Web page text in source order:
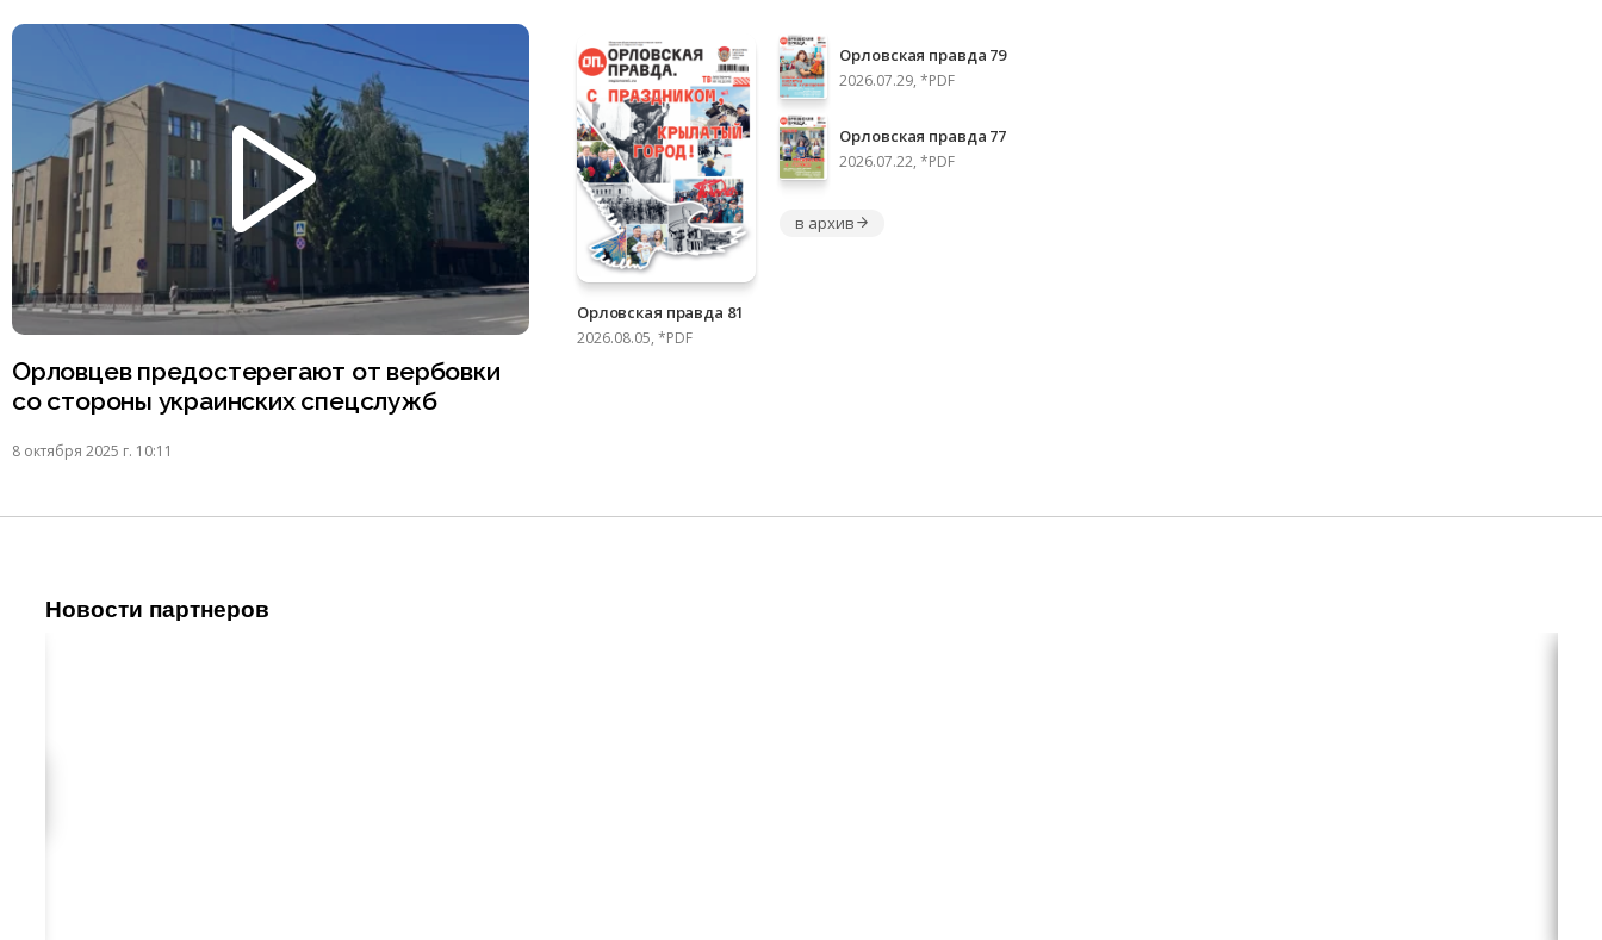
Орловцев предостерегают от вербовки
со стороны украинских спецслужб
8 октября 2025 г. 10:11
Орловская правда 81
2026.08.05, *PDF
Орловская правда 79
2026.07.29, *PDF
Орловская правда 77
2026.07.22, *PDF
в архив
Новости партнеров